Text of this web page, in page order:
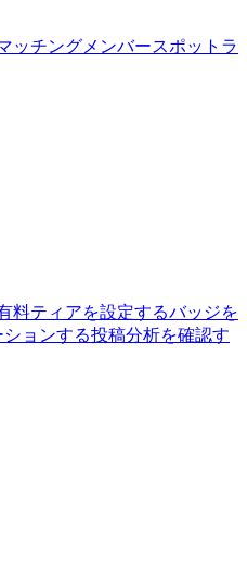
ッチング メンバースポットラ
料ティアを設定するバッジを
ョンする投稿分析を確認す